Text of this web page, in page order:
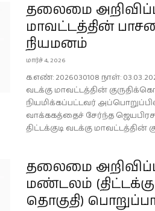
தலைமை
மாவட்டத்தின்
நியமனம்
மார்ச் 4, 2026
க.எண்: 2026030108 நாள்:
வடக்கு மாவட்டத்தின்
நியமிக்கப்பட்டவர்
வாக்ககத்தைச் சேர்ந்த
திட்டக்குடி வடக்கு மாவட்டத்தின்
தலைமை அறிவிப்பு
மண்டலம்
தொகுதி)